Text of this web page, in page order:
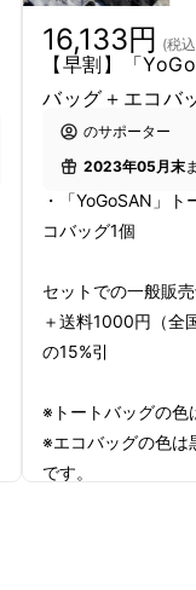
16,133円 (税
【早割】「
バッグ＋エコバ
のサポーター
2023年05月末
・「YoGoSAN」
コバッグ1個
セットでの一般販
＋送料1000円（全
の15%引
※トートバッグの色
※エコバッグの色は
です。